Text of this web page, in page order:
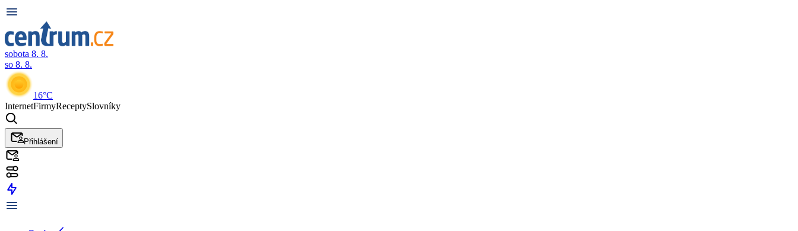
sobota 8. 8.
so 8. 8.
16°C
InternetFirmyReceptySlovníky
Přihlášení